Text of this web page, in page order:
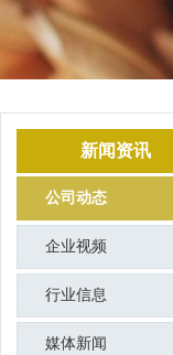
新闻资讯
公司动态
企业视频
行业信息
媒体新闻